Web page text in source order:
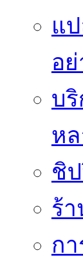
แ
อ
บ
ห
ชิ
ร้
ก